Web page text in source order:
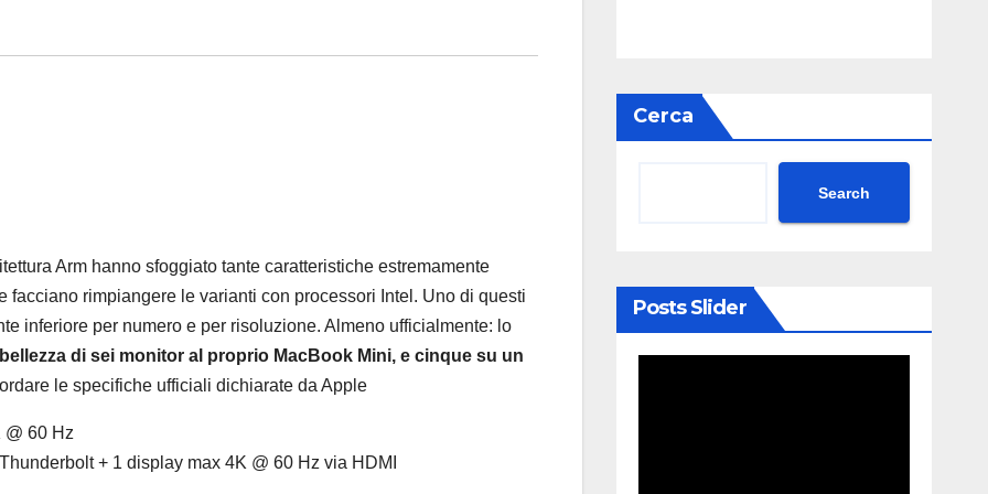
Arm hanno sfoggiato tante caratteristiche estremamente
rimpiangere le varianti con processori Intel. Uno di questi
inferiore per numero e per risoluzione. Almeno ufficialmente: lo
di sei monitor al proprio MacBook Mini, e cinque su un
le specifiche ufficiali dichiarate da Apple
@ 60 Hz
+ 1 display max 4K @ 60 Hz via HDMI
Cerca
Search
Posts Slider